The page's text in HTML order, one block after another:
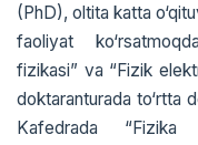
(PhD), oltita katta
faoliyat
fizikasi” va “Fizik
doktaranturada to‘rtta
Kafedrada “Fizika